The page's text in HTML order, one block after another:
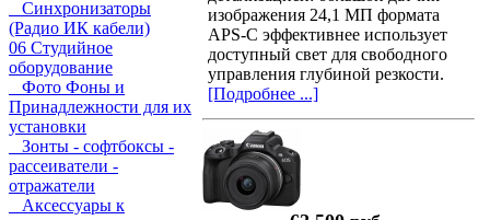
Синхронизаторы
(Радио ИК кабели)
06 Студийное
оборудование
Фото Фоны и
Принадлежности для их
установки
Зонты - софтбоксы -
рассеиватели -
отражатели
Аксессуары к
изображения 24,1 МП формата
APS-C эффективнее использует
доступный свет для свободного
управления глубиной резкости.
[Подробнее ...]